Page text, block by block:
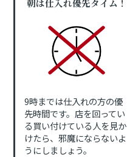
朝は仕入れ優先タイム！
9時までは仕入れの方の優
先時間です。店を回ってい
る買い付けている人を見か
けたら、邪魔にならないよ
うにしましょう。